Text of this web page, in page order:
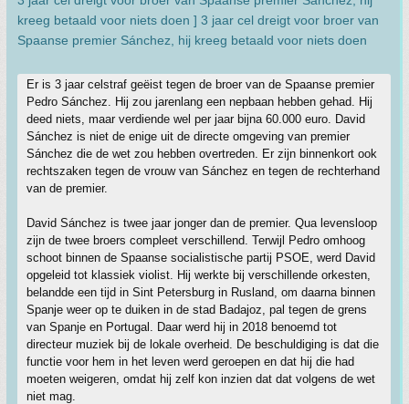
kreeg betaald voor niets doen ] 3 jaar cel dreigt voor broer van
Spaanse premier Sánchez, hij kreeg betaald voor niets doen
Er is 3 jaar celstraf geëist tegen de broer van de Spaanse premier
Pedro Sánchez. Hij zou jarenlang een nepbaan hebben gehad. Hij
deed niets, maar verdiende wel per jaar bijna 60.000 euro. David
Sánchez is niet de enige uit de directe omgeving van premier
Sánchez die de wet zou hebben overtreden. Er zijn binnenkort ook
rechtszaken tegen de vrouw van Sánchez en tegen de rechterhand
van de premier.
David Sánchez is twee jaar jonger dan de premier. Qua levensloop
zijn de twee broers compleet verschillend. Terwijl Pedro omhoog
schoot binnen de Spaanse socialistische partij PSOE, werd David
opgeleid tot klassiek violist. Hij werkte bij verschillende orkesten,
belandde een tijd in Sint Petersburg in Rusland, om daarna binnen
Spanje weer op te duiken in de stad Badajoz, pal tegen de grens
van Spanje en Portugal. Daar werd hij in 2018 benoemd tot
directeur muziek bij de lokale overheid. De beschuldiging is dat die
functie voor hem in het leven werd geroepen en dat hij die had
moeten weigeren, omdat hij zelf kon inzien dat dat volgens de wet
niet mag.